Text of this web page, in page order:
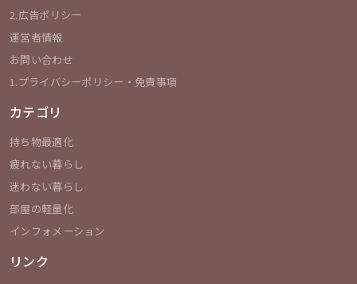
2.広告ポリシー
運営者情報
お問い合わせ
1.プライバシーポリシー・免責事項
カテゴリ
持ち物最適化
疲れない暮らし
迷わない暮らし
部屋の軽量化
インフォメーション
リンク